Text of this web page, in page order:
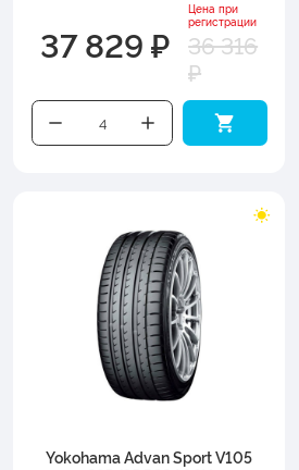
37 829 ₽
Цена при
регистрации
36 316
₽
Yokohama Advan Sport V105